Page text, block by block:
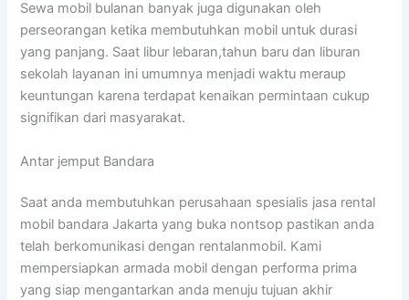
Sewa mobil bulanan banyak juga digunakan oleh
perseorangan ketika membutuhkan mobil untuk durasi
yang panjang. Saat libur lebaran,tahun baru dan liburan
sekolah layanan ini umumnya menjadi waktu meraup
keuntungan karena terdapat kenaikan permintaan cukup
signifikan dari masyarakat.
Antar jemput Bandara
Saat anda membutuhkan perusahaan spesialis jasa rental
mobil bandara Jakarta yang buka nontsop pastikan anda
telah berkomunikasi dengan rentalanmobil. Kami
mempersiapkan armada mobil dengan performa prima
yang siap mengantarkan anda menuju tujuan akhir